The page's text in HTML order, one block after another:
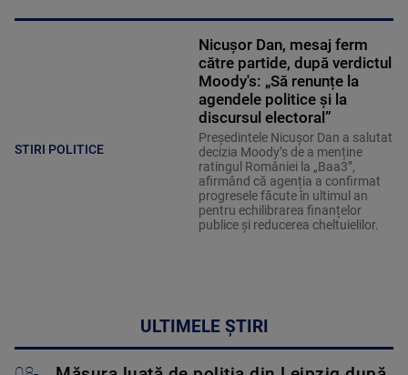
STIRI POLITICE
Nicușor Dan, mesaj ferm
către partide, după verdictul
Moody's: „Să renunțe la
agendele politice şi la
discursul electoral”
Președintele Nicușor Dan a salutat
decizia Moody’s de a menține
ratingul României la „Baa3”,
afirmând că agenția a confirmat
progresele făcute în ultimul an
pentru echilibrarea finanțelor
publice și reducerea cheltuielilor.
ULTIMELE ȘTIRI